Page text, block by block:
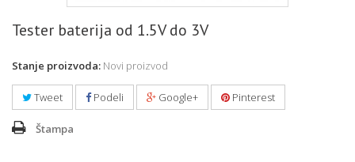
Tester baterija od 1.5V do 3V
Stanje proizvoda: Novi proizvod
Tweet Podeli Google+ Pinterest
Štampa